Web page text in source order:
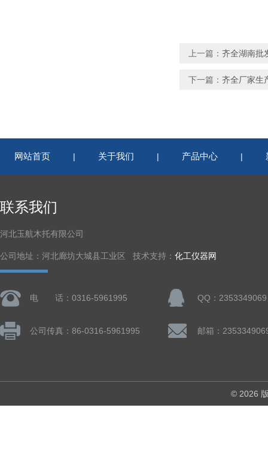
上一篇： 齐全湖南批
下一篇： 齐全厂家生
网站首页 | 关于我们 | 产品中心 |
联系我们
河北玉航木托有限公司
公司地址：河北廊坊大城县工业区 技术支持： 化工仪器网
电 话：0316-5961995 QQ：2353349069
公司传真：86-0316-5961995 邮箱：
© 2026